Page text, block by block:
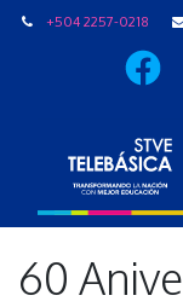
+504 2257-0218
60